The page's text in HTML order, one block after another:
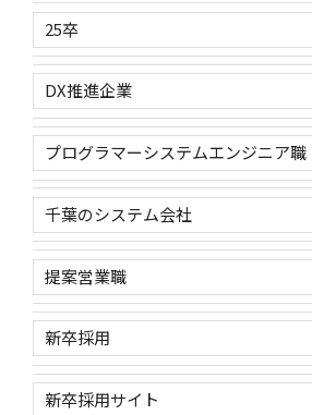
25卒
DX推進企業
プログラマーシステムエンジニア職
千葉のシステム会社
提案営業職
新卒採用
新卒採用サイト